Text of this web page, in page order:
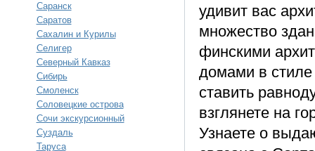
Саранск
Саратов
Сахалин и Курилы
Селигер
Северный Кавказ
Сибирь
Смоленск
Соловецкие острова
Сочи экскурсионный
Суздаль
Таруса
удивит вас
множество
финскими
домами в
ставить
взглянете на
Узнаете о